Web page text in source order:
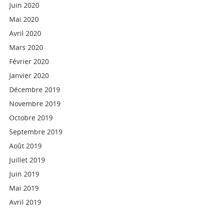
Juin 2020
Mai 2020
Avril 2020
Mars 2020
Février 2020
Janvier 2020
Décembre 2019
Novembre 2019
Octobre 2019
Septembre 2019
Août 2019
Juillet 2019
Juin 2019
Mai 2019
Avril 2019